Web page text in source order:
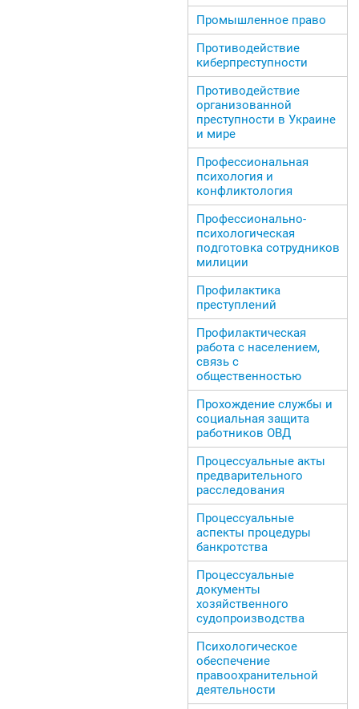
Промышленное право
Противодействие
киберпреступности
Противодействие
организованной
преступности в Украине
и мире
Профессиональная
психология и
конфликтология
Профессионально-
психологическая
подготовка сотрудников
милиции
Профилактика
преступлений
Профилактическая
работа с населением,
связь с
общественностью
Прохождение службы и
социальная защита
работников ОВД
Процессуальные акты
предварительного
расследования
Процессуальные
аспекты процедуры
банкротства
Процессуальные
документы
хозяйственного
судопроизводства
Психологическое
обеспечение
правоохранительной
деятельности